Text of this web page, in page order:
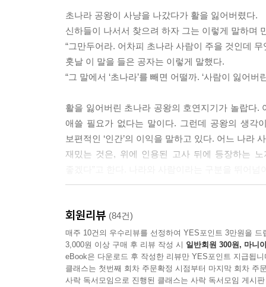
초나라 공왕이 사냥을 나갔다가 활을 잃어버렸다.
신하들이 나서서 찾으려 하자 그는 이렇게 말하며
“그만두어라. 어차피 초나라 사람이 주을 것인데 무
훗날 이 말을 들은 공자는 이렇게 말했다.
“그 말에서 ‘초나라’를 빼면 어떨까. ‘사람이 잃어
활을 잃어버린 초나라 공왕의 호연지기가 놀랍다
애쓸 필요가 없다는 말이다. 그런데 공왕의 생각
보편적인 ‘인간’의 이익을 말하고 있다. 어느 나라
재밌는 것은, 위에 인용된 고사 뒤에 등장하는
여기서 우리는 사람의 크기에 따라 말의 크기와
이의 말은 그 사람을 닮아 호방하다. 눈앞의 일에
자신이다’라는 말이 과장이 아니다.
회원리뷰 (84건)
매주 10건의 우수리뷰를 선정하여 YES포인트 3만원을 드
3,000원 이상 구매 후 리뷰 작성 시 일반회원 300원, 마니
eBook은 다운로드 후 작성한 리뷰만 YES포인트 지급됩니
클래스는 첫번째 회차 주문확정 시점부터 마지막 회차 주
사락 독서모임으로 진행된 클래스는 사락 독서모임 게시